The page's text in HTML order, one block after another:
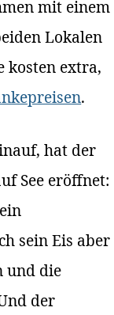
mit einem
Lokalen
kosten extra,
.
hat der
See eröffnet:
sein Eis aber
und die
der